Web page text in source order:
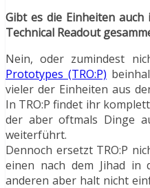
Gibt es die Einheiten
Technical Readout
Nein, oder zumindest
Prototypes (TRO:P)
vieler der Einheiten aus
In TRO:P findet ihr
der aber oftmals Dinge
weiterführt.
Dennoch ersetzt TRO:P
einen nach dem Jihad in
anderen aber halt nicht